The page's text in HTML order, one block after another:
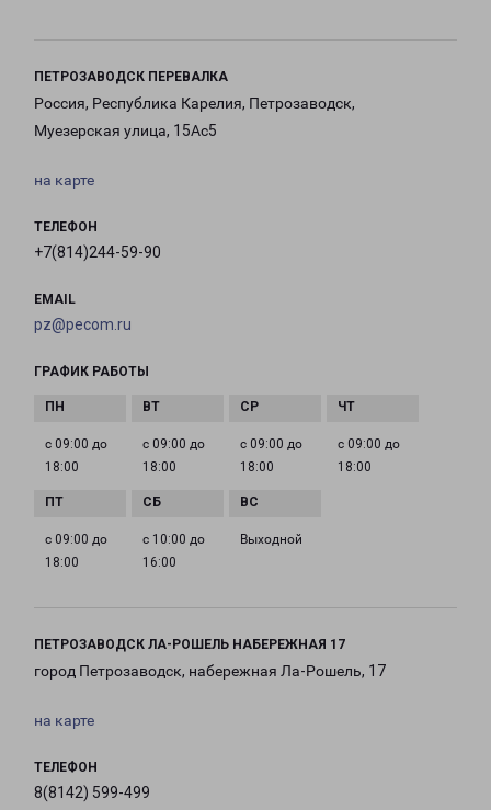
ПЕТРОЗАВОДСК ПЕРЕВАЛКА
Россия, Республика Карелия, Петрозаводск,
Муезерская улица, 15Ас5
на карте
ТЕЛЕФОН
+7(814)244-59-90
EMAIL
pz@pecom.ru
ГРАФИК РАБОТЫ
с 09:00 до
18:00
с 09:00 до
18:00
с 09:00 до
18:00
с 09:00 до
18:00
с 09:00 до
18:00
с 10:00 до
16:00
Выходной
ПЕТРОЗАВОДСК ЛА-РОШЕЛЬ НАБЕРЕЖНАЯ 17
город Петрозаводск, набережная Ла-Рошель, 17
на карте
ТЕЛЕФОН
8(8142) 599-499